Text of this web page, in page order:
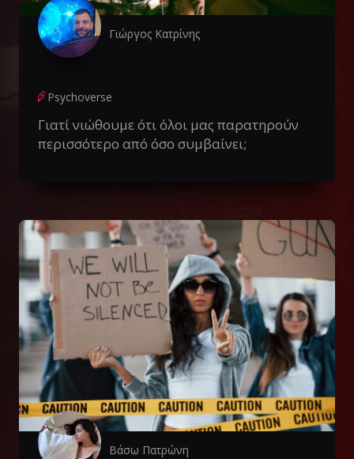
Γιώργος Κατρίνης
Psychoverse
Γιατί νιώθουμε ότι όλοι μας παρατηρούν
περισσότερο από όσο συμβαίνει;
Βάσω Πατρώνη